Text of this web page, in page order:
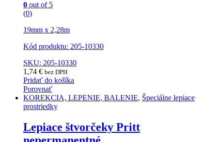
0 out of 5
(0)
19mm x 2,28m
Kód produktu: 205-10330
SKU: 205-10330
1,74 € bez DPH
Pridať do košíka
Porovnať
KOREKCIA, LEPENIE, BALENIE, Špeciálne lepiace
prostriedky
Lepiace štvorčeky Pritt